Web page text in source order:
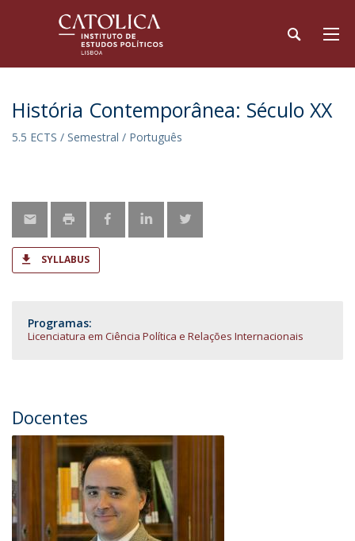
História Contemporânea: Século XX
5.5 ECTS / Semestral / Português
SYLLABUS
Programas:
Licenciatura em Ciência Política e Relações Internacionais
Docentes